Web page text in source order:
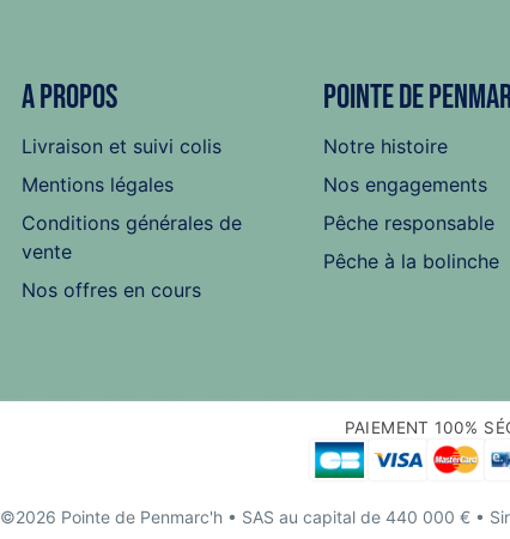
A propos
Livraison et suivi colis
Mentions légales
Conditions générales de
vente
Nos offres en cours
Pointe de
Notre histoire
Nos engagements
Pêche responsable
Pêche à la bolinche
PAIEMENT 100%
©2026 Pointe de Penmarc'h • SAS au capital de 440 000 € •